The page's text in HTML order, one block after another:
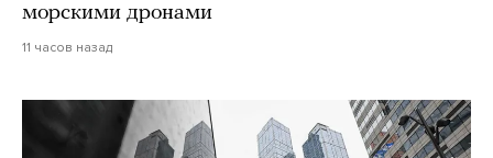
морскими дронами
11 часов назад